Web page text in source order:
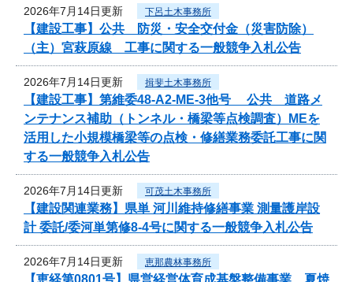
2026年7月14日更新 下呂土木事務所
【建設工事】公共 防災・安全交付金（災害防除）
（主）宮萩原線 工事に関する一般競争入札公告
2026年7月14日更新 揖斐土木事務所
【建設工事】第維委48-A2-ME-3他号 公共 道路メ
ンテナンス補助（トンネル・橋梁等点検調査）MEを
活用した小規模橋梁等の点検・修繕業務委託工事に関
する一般競争入札公告
2026年7月14日更新 可茂土木事務所
【建設関連業務】県単 河川維持修繕事業 測量護岸設
計 委託/委河単第修8-4号に関する一般競争入札公告
2026年7月14日更新 恵那農林事務所
【恵経第0801号】県営経営体育成基盤整備事業 夏焼